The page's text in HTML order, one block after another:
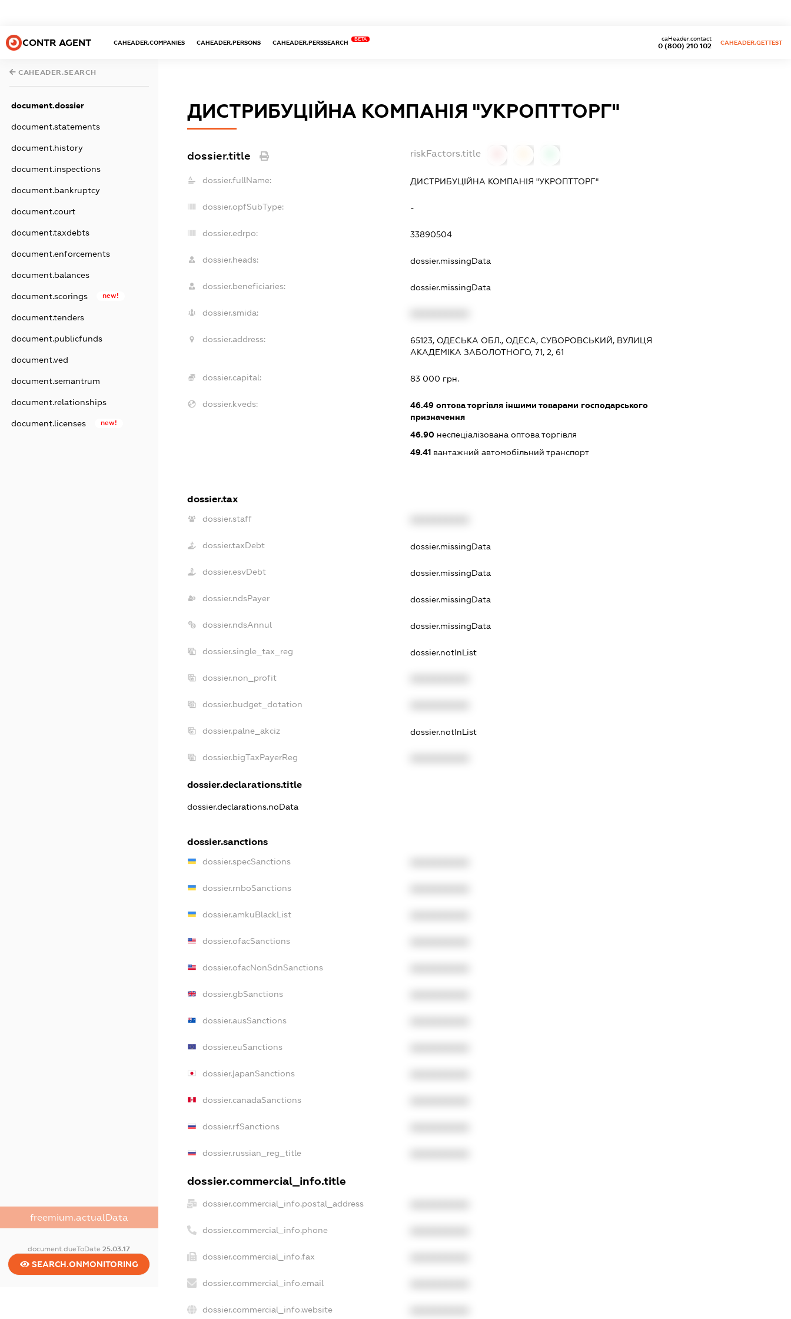
CONTR AGENT CAHEADER.COMPANIES CAHEADER.PERSONS CAHEADER.PERSSEARCH
BETA
0 (800) 210 102
caHeader.contact
CAHEADER.GETTEST
CAHEADER.SEARCH
document.dossier
document.statements
document.history
document.inspections
document.bankruptcy
document.court
document.taxdebts
document.enforcements
document.balances
document.scorings new!
document.tenders
document.publicfunds
document.ved
document.semantrum
document.relationships
document.licenses new!
freemium.actualData
document.dueToDate25.03.17
SEARCH.ONMONITORING
ДИСТРИБУЦІЙНА КОМПАНІЯ "УКРОПТТОРГ"
dossier.title riskFactors.title
dossier.fullName: ДИСТРИБУЦІЙНА КОМПАНІЯ "УКРОПТТОРГ"
dossier.opfSubType: -
dossier.edrpo: 33890504
dossier.heads: dossier.missingData
dossier.beneficiaries: dossier.missingData
dossier.smida:
dossier.address:
65123, ОДЕСЬКА ОБЛ., ОДЕСА, СУВОРОВСЬКИЙ, ВУЛИЦЯ
АКАДЕМІКА ЗАБОЛОТНОГО, 71, 2, 61
dossier.capital: 83 000 грн.
dossier.kveds: 46.49 оптова торгівля іншими товарами господарського
призначення
46.90 неспеціалізована оптова торгівля
49.41 вантажний автомобільний транспорт
dossier.tax
dossier.staff
dossier.taxDebt dossier.missingData
dossier.esvDebt dossier.missingData
dossier.ndsPayer dossier.missingData
dossier.ndsAnnul dossier.missingData
dossier.single_tax_reg dossier.notInList
dossier.non_profit
dossier.budget_dotation
dossier.palne_akciz dossier.notInList
dossier.bigTaxPayerReg
dossier.declarations.title
dossier.declarations.noData
dossier.sanctions
dossier.specSanctions
dossier.rnboSanctions
dossier.amkuBlackList
dossier.ofacSanctions
dossier.ofacNonSdnSanctions
dossier.gbSanctions
dossier.ausSanctions
dossier.euSanctions
dossier.japanSanctions
dossier.canadaSanctions
dossier.rfSanctions
dossier.russian_reg_title
dossier.commercial_info.title
dossier.commercial_info.postal_address
dossier.commercial_info.phone
dossier.commercial_info.fax
dossier.commercial_info.email
dossier.commercial_info.website